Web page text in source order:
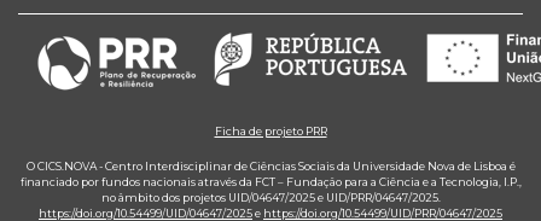
Ficha de projeto PRR
O CICS.NOVA - Centro Interdisciplinar de Ciências Sociais da Universidade Nova de Lisboa é
financiado por fundos nacionais através da FCT – Fundação para a Ciência e a Tecnologia, I.P.,
no âmbito dos projetos UID/04647/2025 e UID/PRR/04647/2025.
https://doi.org/10.54499/UID/04647/2025e https://doi.org/10.54499/UID/PRR/04647/2025